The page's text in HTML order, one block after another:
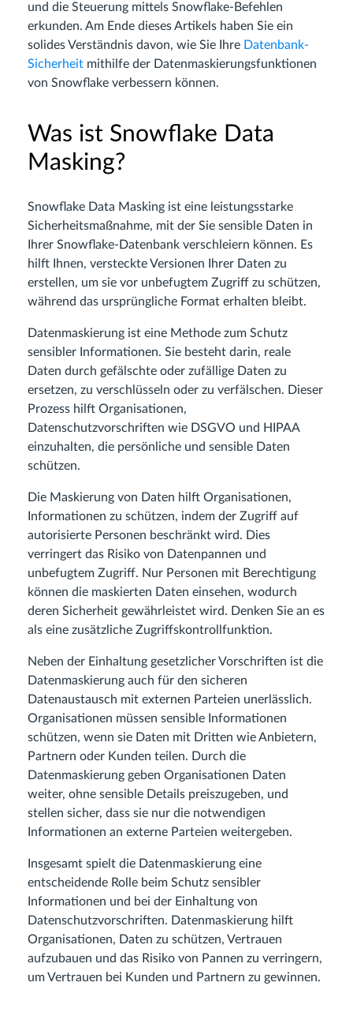
und die Steuerung mittels Snowflake-Befehlen
erkunden. Am Ende dieses Artikels haben Sie ein
solides Verständnis davon, wie Sie Ihre Datenbank-
Sicherheit mithilfe der Datenmaskierungsfunktionen
von Snowflake verbessern können.
Was ist Snowflake Data
Masking?
Snowflake Data Masking ist eine leistungsstarke
Sicherheitsmaßnahme, mit der Sie sensible Daten in
Ihrer Snowflake-Datenbank verschleiern können. Es
hilft Ihnen, versteckte Versionen Ihrer Daten zu
erstellen, um sie vor unbefugtem Zugriff zu schützen,
während das ursprüngliche Format erhalten bleibt.
Datenmaskierung ist eine Methode zum Schutz
sensibler Informationen. Sie besteht darin, reale
Daten durch gefälschte oder zufällige Daten zu
ersetzen, zu verschlüsseln oder zu verfälschen. Dieser
Prozess hilft Organisationen,
Datenschutzvorschriften wie DSGVO und HIPAA
einzuhalten, die persönliche und sensible Daten
schützen.
Die Maskierung von Daten hilft Organisationen,
Informationen zu schützen, indem der Zugriff auf
autorisierte Personen beschränkt wird. Dies
verringert das Risiko von Datenpannen und
unbefugtem Zugriff. Nur Personen mit Berechtigung
können die maskierten Daten einsehen, wodurch
deren Sicherheit gewährleistet wird. Denken Sie an es
als eine zusätzliche Zugriffskontrollfunktion.
Neben der Einhaltung gesetzlicher Vorschriften ist die
Datenmaskierung auch für den sicheren
Datenaustausch mit externen Parteien unerlässlich.
Organisationen müssen sensible Informationen
schützen, wenn sie Daten mit Dritten wie Anbietern,
Partnern oder Kunden teilen. Durch die
Datenmaskierung geben Organisationen Daten
weiter, ohne sensible Details preiszugeben, und
stellen sicher, dass sie nur die notwendigen
Informationen an externe Parteien weitergeben.
Insgesamt spielt die Datenmaskierung eine
entscheidende Rolle beim Schutz sensibler
Informationen und bei der Einhaltung von
Datenschutzvorschriften. Datenmaskierung hilft
Organisationen, Daten zu schützen, Vertrauen
aufzubauen und das Risiko von Pannen zu verringern,
um Vertrauen bei Kunden und Partnern zu gewinnen.